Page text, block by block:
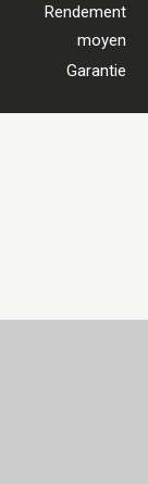
Rendement
moyen
Garantie